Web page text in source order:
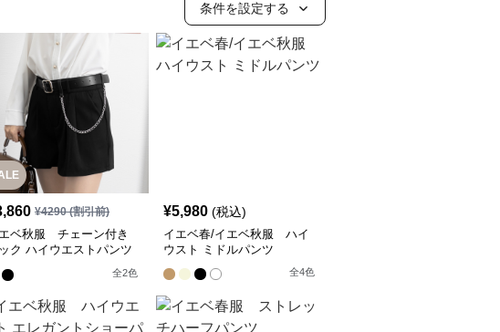
条件を設定する
¥4290(割引前)
ベ秋服 チェーン付き
ク ハイウエストパンツ
全2色
¥5,980 (税込)
イエベ春/イエベ秋服 ハイ
ウスト ミドルパンツ
全4色